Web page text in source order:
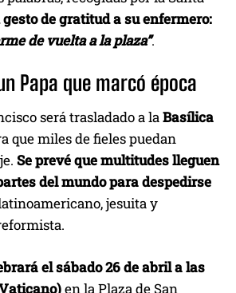
de gratitud a su enfermero:
de vuelta a la plaza”.
Papa que marcó época
será trasladado a laBasílica
que miles de fieles puedan
Se prevé que multitudes lleguen
del mundo para despedirse
jesuita y
el sábado 26 de abril a las
en la Plaza de San